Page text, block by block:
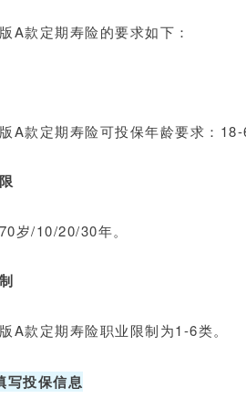
A款定期寿险的要求如下：
A款定期寿险可投保年龄要求：
岁/10/20/30年。
A款定期寿险职业限制为1-6类。
写投保信息